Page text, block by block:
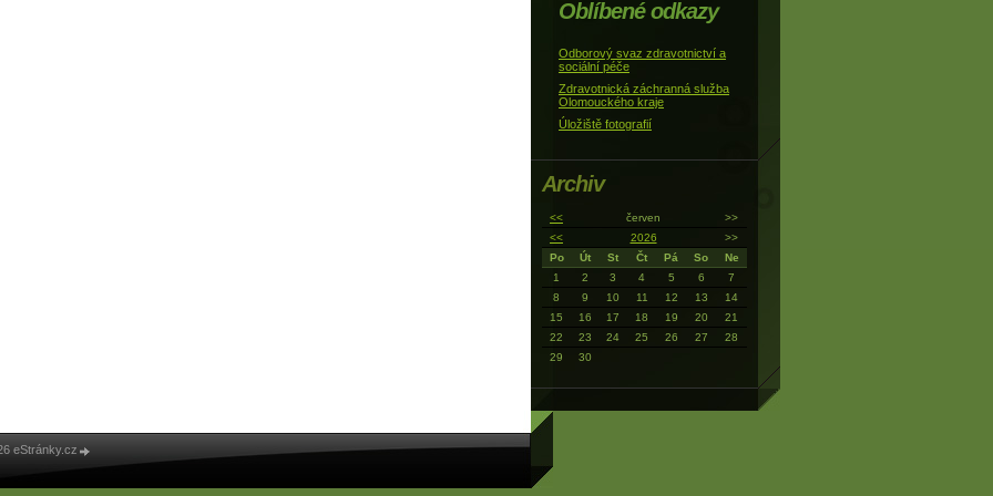
Oblíbené odkazy
Odborový svaz zdravotnictví a
sociální péče
Zdravotnická záchranná služba
Olomouckého kraje
Úložiště fotografií
Archiv
<< červen
>>
<<
2026
>>
Po
Út St Čt Pá So
Ne
1
2 3 4 5 6
7
8
9 10 11 12 13
14
15
16 17 18 19 20
21
22
23 24 25 26 27
28
29
30
eStránky.cz